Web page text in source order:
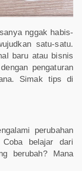
nggak habis-
satu-satu.
baru atau bisnis
pengaturan
Simak tips di
perubahan
belajar dari
berubah? Mana